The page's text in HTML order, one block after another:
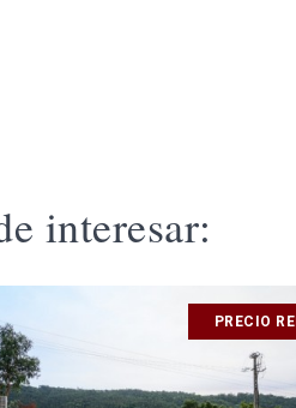
interesar:
PRECIO